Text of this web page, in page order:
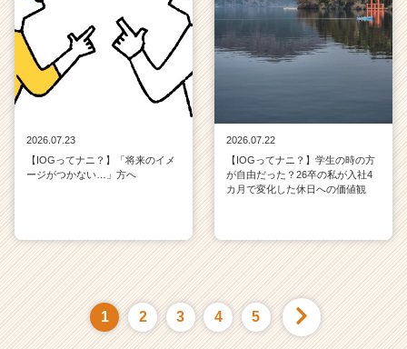
2026.07.23
【IOGってナニ？】「将来のイメ
ージがつかない…」方へ
2026.07.22
【IOGってナニ？】学生の時の方
が自由だった？26卒の私が入社4
カ月で変化した休日への価値観
1 2 3 4 5